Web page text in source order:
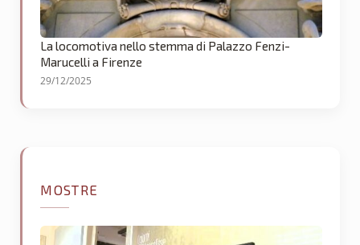
La locomotiva nello stemma di Palazzo Fenzi-
Marucelli a Firenze
29/12/2025
MOSTRE